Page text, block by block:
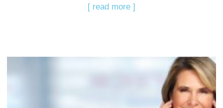
[ read more ]